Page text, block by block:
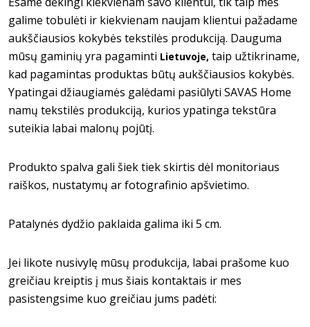
galime tobulėti ir kiekvienam naujam klientui pažadame
aukščiausios kokybės tekstilės produkciją. Dauguma
mūsų gaminių yra pagaminti Lietuvoje, taip užtikriname,
kad pagamintas produktas būtų aukščiausios kokybės.
Ypatingai džiaugiamės galėdami pasiūlyti SAVAS Home
namų tekstilės produkciją, kurios ypatinga tekstūra
suteikia labai malonų pojūtį.
Produkto spalva gali šiek tiek skirtis dėl monitoriaus
raiškos, nustatymų ar fotografinio apšvietimo.
Patalynės dydžio paklaida galima iki 5 cm.
Jei likote nusivylę mūsų produkcija, labai prašome kuo
greičiau kreiptis į mus šiais kontaktais ir mes
pasistengsime kuo greičiau jums padėti: